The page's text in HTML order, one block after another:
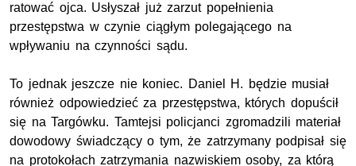
ratować ojca. Usłyszał już zarzut popełnienia
przestępstwa w czynie ciągłym polegającego na
wpływaniu na czynności sądu.
To jednak jeszcze nie koniec. Daniel H. będzie musiał
również odpowiedzieć za przestępstwa, których dopuścił
się na Targówku. Tamtejsi policjanci zgromadzili materiał
dowodowy świadczący o tym, że zatrzymany podpisał się
na protokołach zatrzymania nazwiskiem osoby, za którą